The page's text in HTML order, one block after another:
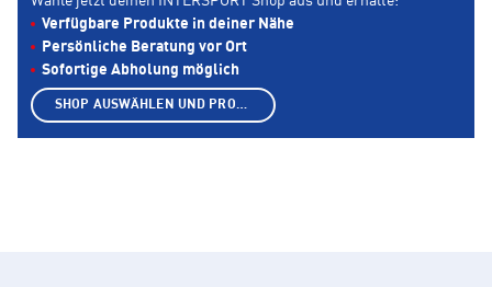
Verfügbare Produkte in deiner Nähe
Persönliche Beratung vor Ort
Sofortige Abholung möglich
SHOP AUSWÄHLEN UND PRODUKTE ANZEIGEN